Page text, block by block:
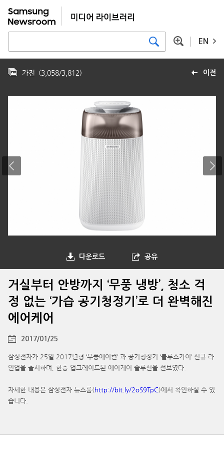
EN
이전
가전 (3,058/3,812)
다운로드 공유
거실부터 안방까지 ‘무풍 냉방’, 청소 걱
정 없는 ‘가습 공기청정기’로 더 완벽해진
에어케어
2017/01/25
삼성전자가 25일 2017년형 ‘무풍에어컨’ 과 공기청정기 ‘블루스카이’ 신규 라
인업을 출시하며, 한층 업그레이드된 에어케어 솔루션을 선보였다.
자세한 내용은 삼성전자 뉴스룸(http://bit.ly/2oS9TpC)에서 확인하실 수 있
습니다.